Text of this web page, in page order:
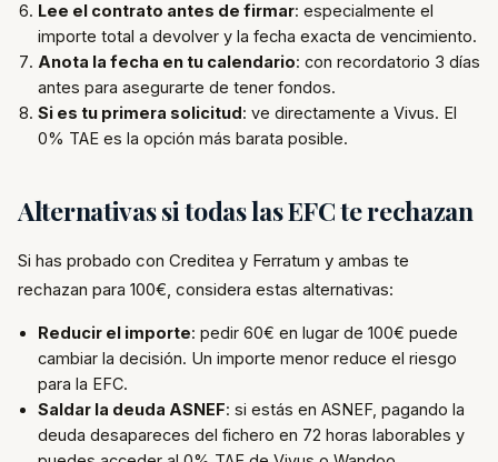
Lee el contrato antes de firmar: especialmente el
importe total a devolver y la fecha exacta de vencimiento.
Anota la fecha en tu calendario: con recordatorio 3 días
antes para asegurarte de tener fondos.
Si es tu primera solicitud: ve directamente a Vivus. El
0% TAE es la opción más barata posible.
Alternativas si todas las EFC te rechazan
Si has probado con Creditea y Ferratum y ambas te
rechazan para 100€, considera estas alternativas:
Reducir el importe: pedir 60€ en lugar de 100€ puede
cambiar la decisión. Un importe menor reduce el riesgo
para la EFC.
Saldar la deuda ASNEF: si estás en ASNEF, pagando la
deuda desapareces del fichero en 72 horas laborables y